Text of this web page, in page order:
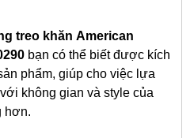
treo khăn American
bạn có thể biết được kích
phẩm, giúp cho việc lựa
không gian và style của
hơn.